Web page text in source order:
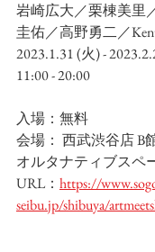
岩崎広大／栗棟美里
圭佑／高野勇二／
2023.1.31 (火) -
11:00 - 20:00
入場：無料
会場： 西武渋谷店 B
オルタナティブスペ
URL： https://
seibu.jp/shibuya/